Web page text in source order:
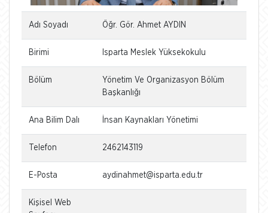
Adı Soyadı Öğr. Gör. Ahmet AYDIN
Birimi Isparta Meslek Yüksekokulu
Bölüm
Yönetim Ve Organizasyon Bölüm
Başkanlığı
Ana Bilim Dalı İnsan Kaynakları Yönetimi
Telefon 2462143119
E-Posta aydinahmet@isparta.edu.tr
Kişisel Web